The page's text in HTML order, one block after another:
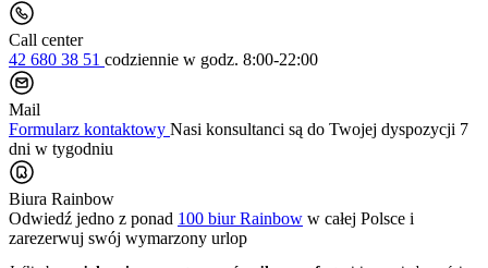
Call center
42 680 38 51 codziennie w godz. 8:00-22:00
Mail
Formularz kontaktowy Nasi konsultanci są do Twojej dyspozycji 7
dni w tygodniu
Biura Rainbow
Odwiedź jedno z ponad 100 biur Rainbow w całej Polsce i
zarezerwuj swój wymarzony urlop